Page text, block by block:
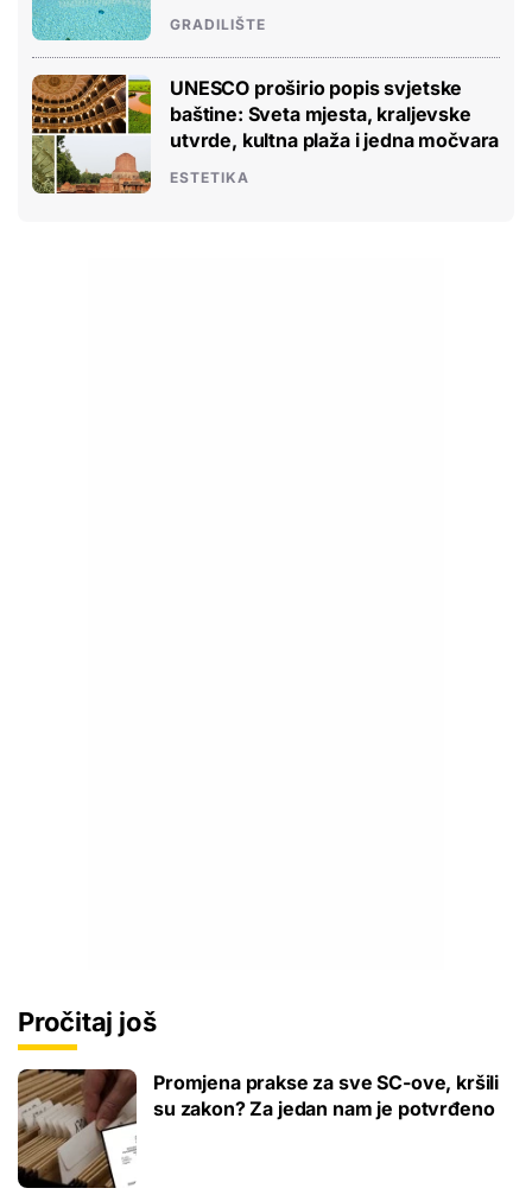
GRADILIŠTE
UNESCO proširio popis svjetske
baštine: Sveta mjesta, kraljevske
utvrde, kultna plaža i jedna močvara
ESTETIKA
Pročitaj još
Promjena prakse za sve SC-ove, kršili
su zakon? Za jedan nam je potvrđeno